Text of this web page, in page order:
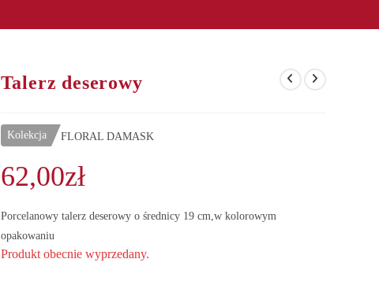
Talerz deserowy
Kolekcja FLORAL DAMASK
62,00zł
Porcelanowy talerz deserowy o średnicy 19 cm,w kolorowym
opakowaniu
Produkt obecnie wyprzedany.